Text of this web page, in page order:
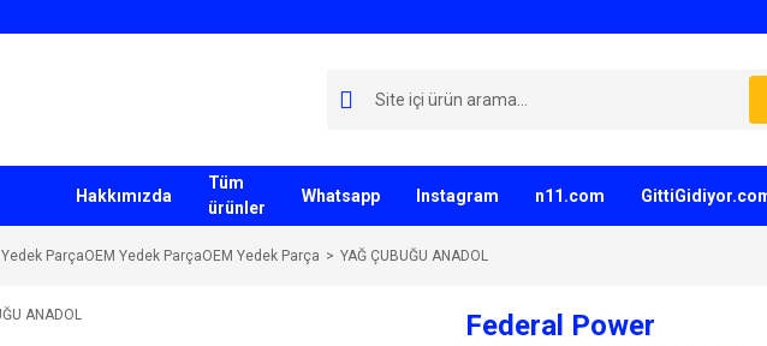
Hakkımızda
Tüm
ürünler
Whatsapp Instagram n11.com
Yedek ParçaOEM Yedek ParçaOEM Yedek Parça YAĞ ÇUBUĞU ANADOL
Federal Power